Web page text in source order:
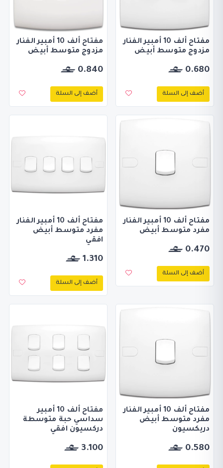
مفتاح ألف 10 أمبير الفنار
مزدوج متوسط أبيض
0.680
أضف إلى السلة
مفتاح ألف 10 أمبير الفنار
مزدوج متوسط أبيض
0.840
أضف إلى السلة
مفتاح ألف 10 أمبير الفنار
مفرد متوسط أبيض
0.470
أضف إلى السلة
مفتاح ألف 10 أمبير الفنار
مفرد متوسط أبيض
افقي
1.310
أضف إلى السلة
مفتاح ألف 10 أمبير الفنار
مفرد متوسط أبيض
دريكسيون
0.580
مفتاح ألف 10 أمبير
سداسي حبة متوسطة
دركسيون افقي
3.100